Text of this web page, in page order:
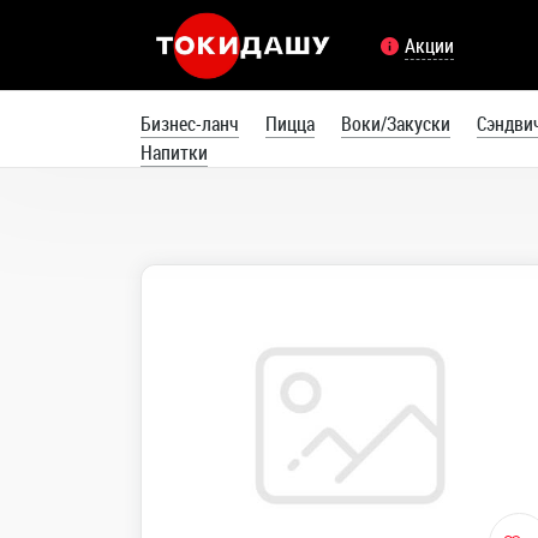
Акции
Бизнес-ланч Пицца Воки/Закуски
Напитки